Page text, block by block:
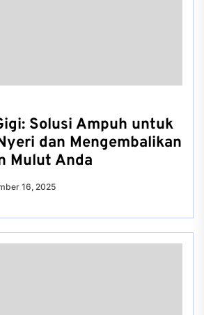
Solusi Ampuh untuk
dan Mengembalikan
Mulut Anda
16, 2025